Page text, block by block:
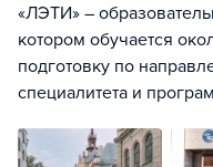
«ЛЭТИ» –
котором обучается
подготовку по
специалитета и